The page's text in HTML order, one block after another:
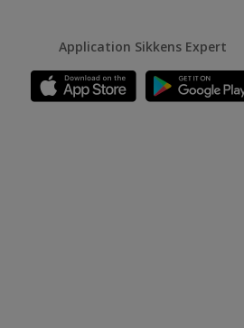
Application Sikkens Expert